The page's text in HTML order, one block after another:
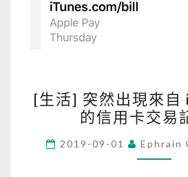
生
活
]
突
[生活] 突然出現來自
的信用卡交易
2019-09-01 Ephrain